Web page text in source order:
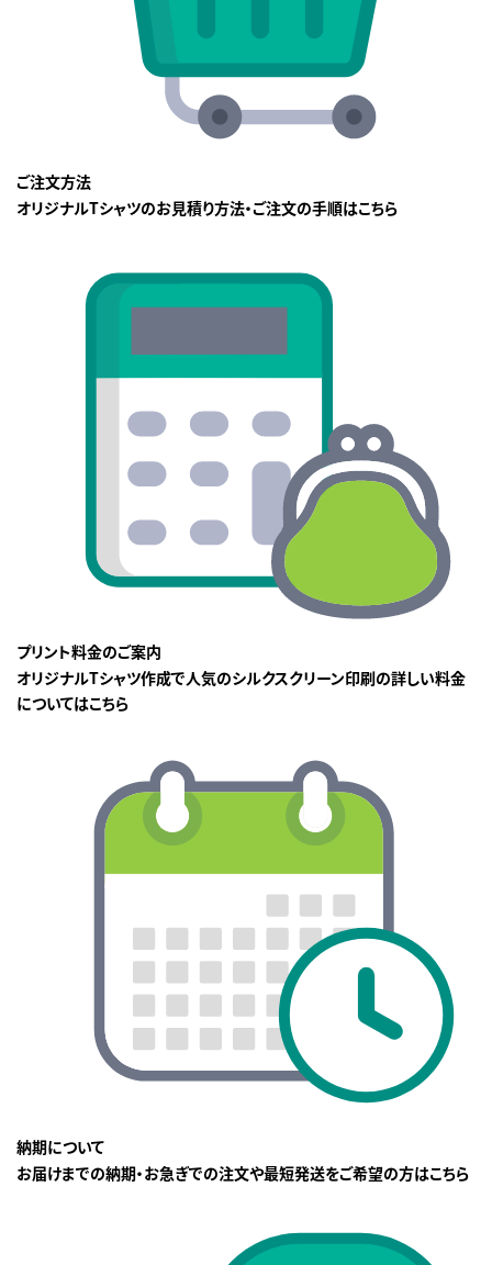
ご注文方法
オリジナルTシャツのお見積り方法・ご注文の手順はこちら
プリント料金のご案内
オリジナルTシャツ作成で人気のシルクスクリーン印刷の詳しい料金
についてはこちら
納期について
お届けまでの納期・お急ぎでの注文や最短発送をご希望の方はこちら